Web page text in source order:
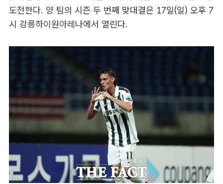
도전한다. 양 팀의 시즌 두 번째 맞대결은 17일(일) 오후 7
시 강릉하이원아레나에서 열린다.